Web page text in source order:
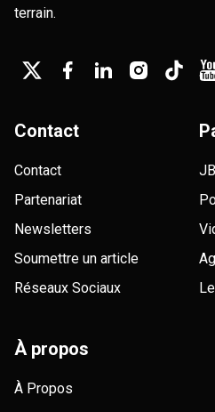
terrain.
Contact
Contact
Partenariat
Newsletters
Soumettre un article
Réseaux Sociaux
À propos
À Propos